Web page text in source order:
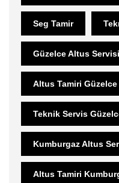
Seg Tamir
Güzelce Altus Servisi
Altus Tamiri Güzelce
Teknik Servis
Kumburgaz Altus
Altus Tamiri